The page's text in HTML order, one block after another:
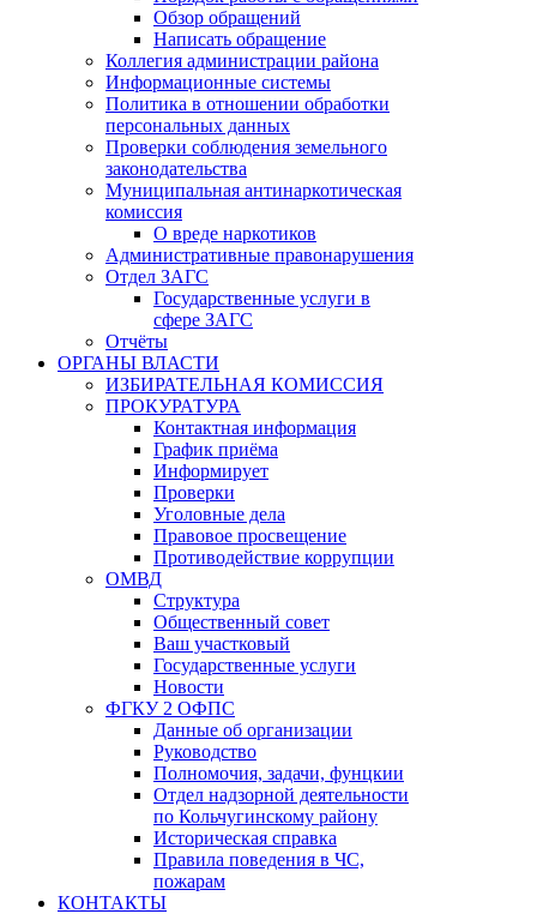
Обзор обращений
Написать обращение
Коллегия администрации района
Информационные системы
Политика в отношении обработки
персональных данных
Проверки соблюдения земельного
законодательства
Муниципальная антинаркотическая
комиссия
О вреде наркотиков
Административные правонарушения
Отдел ЗАГС
Государственные услуги в
сфере ЗАГС
Отчёты
ОРГАНЫ ВЛАСТИ
ИЗБИРАТЕЛЬНАЯ КОМИССИЯ
ПРОКУРАТУРА
Контактная информация
График приёма
Информирует
Проверки
Уголовные дела
Правовое просвещение
Противодействие коррупции
ОМВД
Структура
Общественный совет
Ваш участковый
Государственные услуги
Новости
ФГКУ 2 ОФПС
Данные об организации
Руководство
Полномочия, задачи, фунцкии
Отдел надзорной деятельности
по Кольчугинскому району
Историческая справка
Правила поведения в ЧС,
пожарам
КОНТАКТЫ